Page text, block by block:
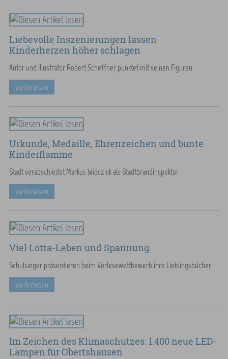
Liebevolle Inszenierungen lassen
Kinderherzen höher schlagen
Autor und Illustrator Robert Scheffner punktet mit seinen Figuren
weiterlesen
Urkunde, Medaille, Ehrenzeichen und bunte
Kinderflamme
Stadt verabschiedet Markus Widczisk als Stadtbrandinspektor
weiterlesen
Viel Lotta-Leben und Spannung
Schulsieger präsentieren beim Vorlesewettbewerb ihre Lieblingsbücher
weiterlesen
Im Zeichen des Klimaschutzes: 1.400 neue LED-
Lampen für Obertshausen